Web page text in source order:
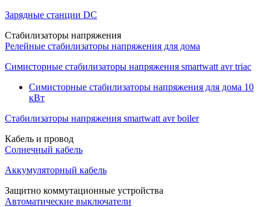
Зарядные станции DC
Стабилизаторы напряжения
Релейные стабилизаторы напряжения для дома
Симисторные стабилизаторы напряжения smartwatt avr triac
Симисторные стабилизаторы напряжения для дома 10
кВт
Стабилизаторы напряжения smartwatt avr boiler
Кабель и провод
Солнечный кабель
Аккумуляторный кабель
Защитно коммутационные устройства
Автоматические выключатели